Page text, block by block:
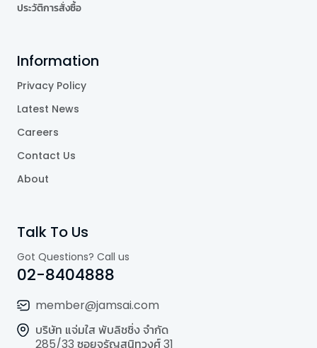
ประวัติการสั่งซื้อ
Information
Privacy Policy
Latest News
Careers
Contact Us
About
Talk To Us
Got Questions? Call us
02-8404888
member@jamsai.com
บริษัท แจ่มใส พับลิชชิ่ง จำกัด
285/33 ซอยจรัญสนิทวงศ์ 31